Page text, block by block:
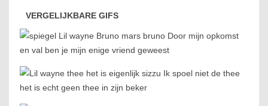
VERGELIJKBARE GIFS